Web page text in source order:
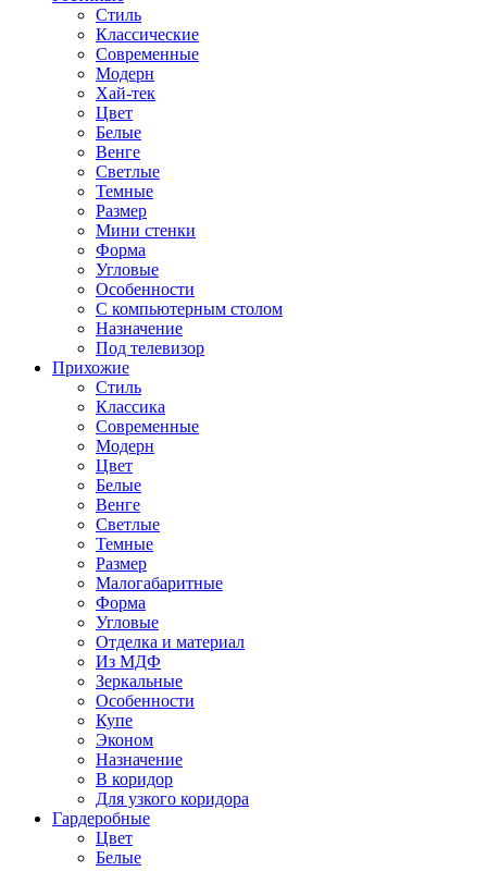
Стиль
Классические
Современные
Модерн
Хай-тек
Цвет
Белые
Венге
Светлые
Темные
Размер
Мини стенки
Форма
Угловые
Особенности
С компьютерным столом
Назначение
Под телевизор
Прихожие
Стиль
Классика
Современные
Модерн
Цвет
Белые
Венге
Светлые
Темные
Размер
Малогабаритные
Форма
Угловые
Отделка и материал
Из МДФ
Зеркальные
Особенности
Купе
Эконом
Назначение
В коридор
Для узкого коридора
Гардеробные
Цвет
Белые